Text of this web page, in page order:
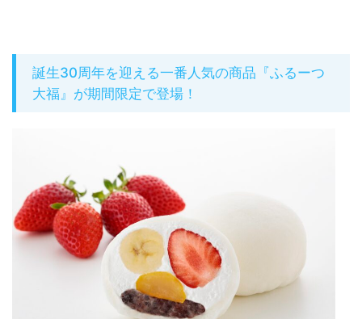
誕生30周年を迎える一番人気の商品『ふるーつ
大福』が期間限定で登場！